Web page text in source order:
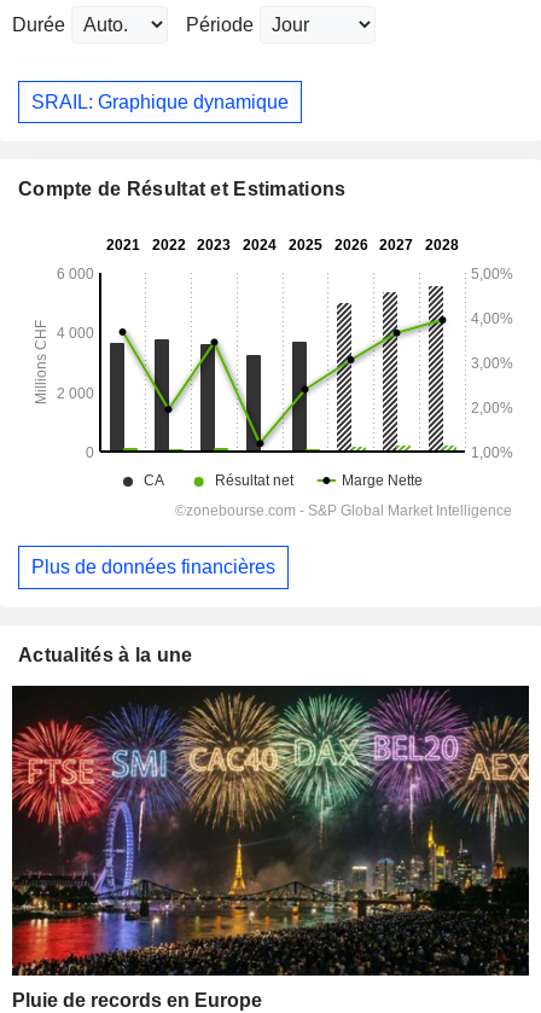
Durée Période
SRAIL: Graphique dynamique
Compte de Résultat et Estimations
Plus de données financières
Actualités à la une
Pluie de records en Europe